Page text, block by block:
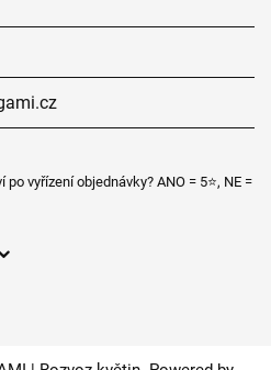
vyřízení objednávky? ANO = 5⭐, NE =